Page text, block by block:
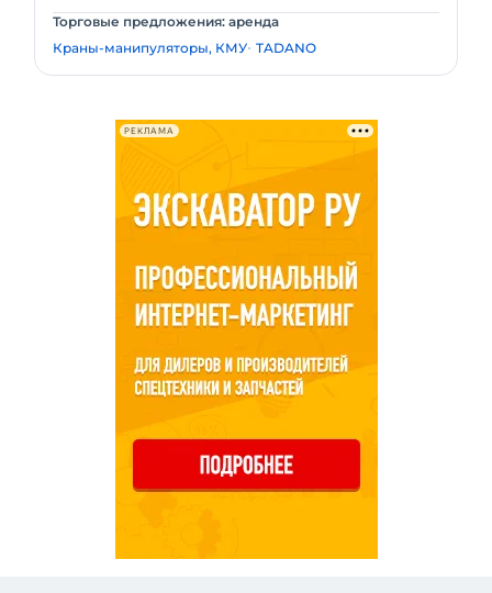
Торговые предложения: аренда
Краны-манипуляторы, КМУ TADANO
РЕКЛАМА